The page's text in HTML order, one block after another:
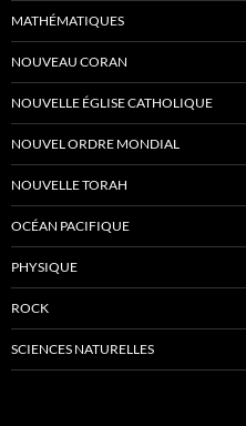
MATHÉMATIQUES
NOUVEAU CORAN
NOUVELLE ÉGLISE CATHOLIQUE
NOUVEL ORDRE MONDIAL
NOUVELLE TORAH
OCÉAN PACIFIQUE
PHYSIQUE
ROCK
SCIENCES NATURELLES